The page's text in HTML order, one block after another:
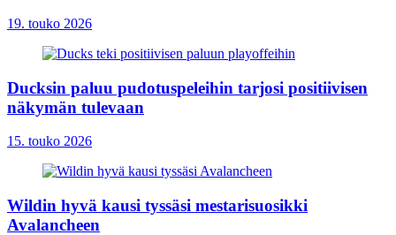
19. touko 2026
Ducksin paluu pudotuspeleihin tarjosi positiivisen
näkymän tulevaan
15. touko 2026
Wildin hyvä kausi tyssäsi mestarisuosikki
Avalancheen